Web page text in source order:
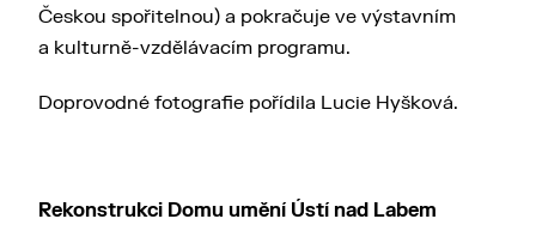
Českou spořitelnou) a pokračuje ve výstavním
a kulturně-vzdělávacím programu.
Doprovodné fotografie pořídila Lucie Hyšková.
Rekonstrukci Domu umění Ústí nad Labem